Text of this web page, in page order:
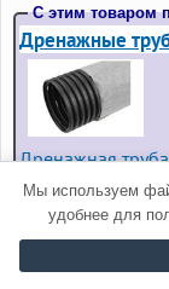
С этим товаром
Дренажные
Дренажная
Сибур 63 мм—
Дренажная
Сибур 110 мм
Дренажная
Сибур 160 мм
Мы используем
удобнее для